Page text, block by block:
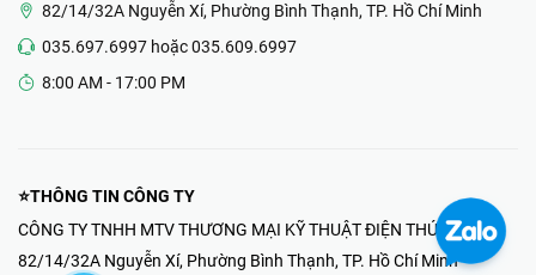
82/14/32A Nguyễn Xí, Phường Bình Thạnh, TP. Hồ Chí Minh
035.697.6997 hoặc 035.609.6997
8:00 AM - 17:00 PM
⭐THÔNG TIN CÔNG TY
CÔNG TY TNHH MTV THƯƠNG MẠI KỸ THUẬT ĐIỆN THÚY NHI
82/14/32A Nguyễn Xí, Phường Bình Thạnh, TP. Hồ Chí Minh